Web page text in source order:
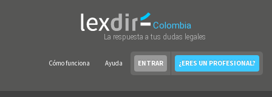
Colombia
La respuesta a tus dudas legales
Cómo funciona Ayuda ENTRAR ¿ERES UN PROFESIONAL?